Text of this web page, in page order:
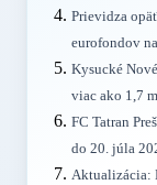
Prievidza
eurofondov
Kysucké
viac ako 1,7
FC Tatran
do 20. júla
Aktualizácia: